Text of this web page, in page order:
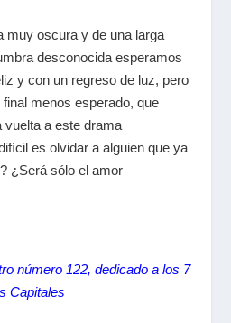
muy oscura y de una larga
desconocida esperamos
y con un regreso de luz, pero
menos esperado, que
vuelta a este drama
es olvidar a alguien que ya
¿Será sólo el amor
número 122, dedicado a los 7
Capitales